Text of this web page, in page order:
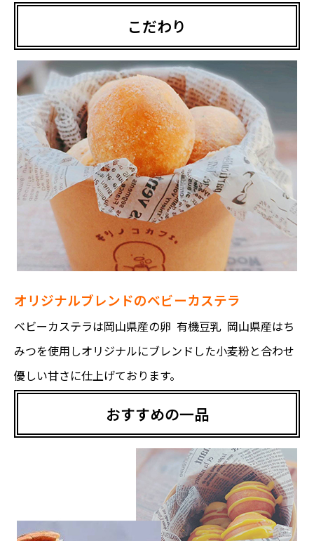
こだわり
オリジナルブレンドのベビーカステラ
ベビーカステラは岡山県産の卵 有機豆乳 岡山県産はち
みつを使用しオリジナルにブレンドした小麦粉と合わせ
優しい甘さに仕上げております。
おすすめの一品